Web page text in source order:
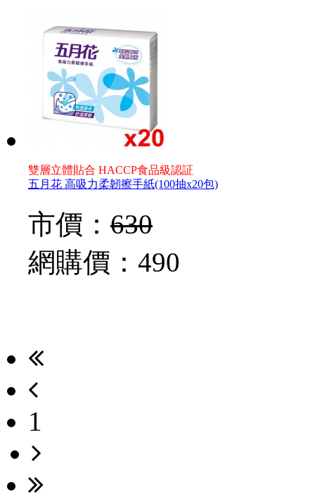
雙層立體貼合 HACCP食品級認証
五月花 高吸力柔韌擦手紙(100抽x20包)
市價： 630
網購價： 490
1